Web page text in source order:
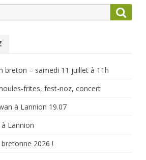
breton – samedi 11 juillet à 11h
frites, fest-noz, concert
à Lannion 19.07
Lannion
2026 !